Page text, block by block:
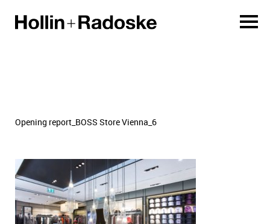
Opening report_BOSS Store Vienna_6